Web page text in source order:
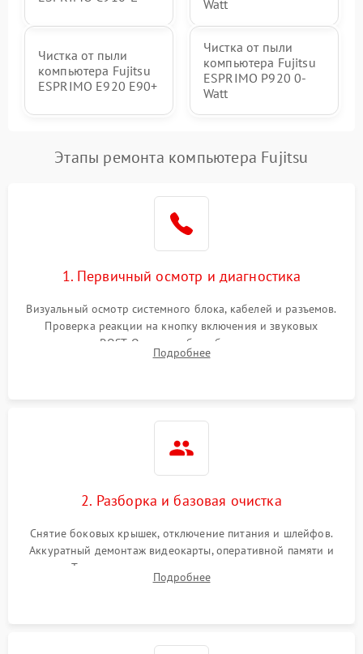
Watt
Чистка от пыли
компьютера Fujitsu
ESPRIMO E920 E90+
Чистка от пыли
компьютера Fujitsu
ESPRIMO P920 0-
Watt
Этапы ремонта компьютера Fujitsu
1. Первичный осмотр и диагностика
Визуальный осмотр системного блока, кабелей и разъемов.
Проверка реакции на кнопку включения и звуковых
сигналов POST. Оценка работы блока питания для
локализации базовых неисправностей без полного разбора.
Подробнее
2. Разборка и базовая очистка
Снятие боковых крышек, отключение питания и шлейфов.
Аккуратный демонтаж видеокарты, оперативной памяти и
кулеров. Тщательная очистка корпуса и радиаторов от пыли
с помощью сжатого воздуха для предотвращения
Подробнее